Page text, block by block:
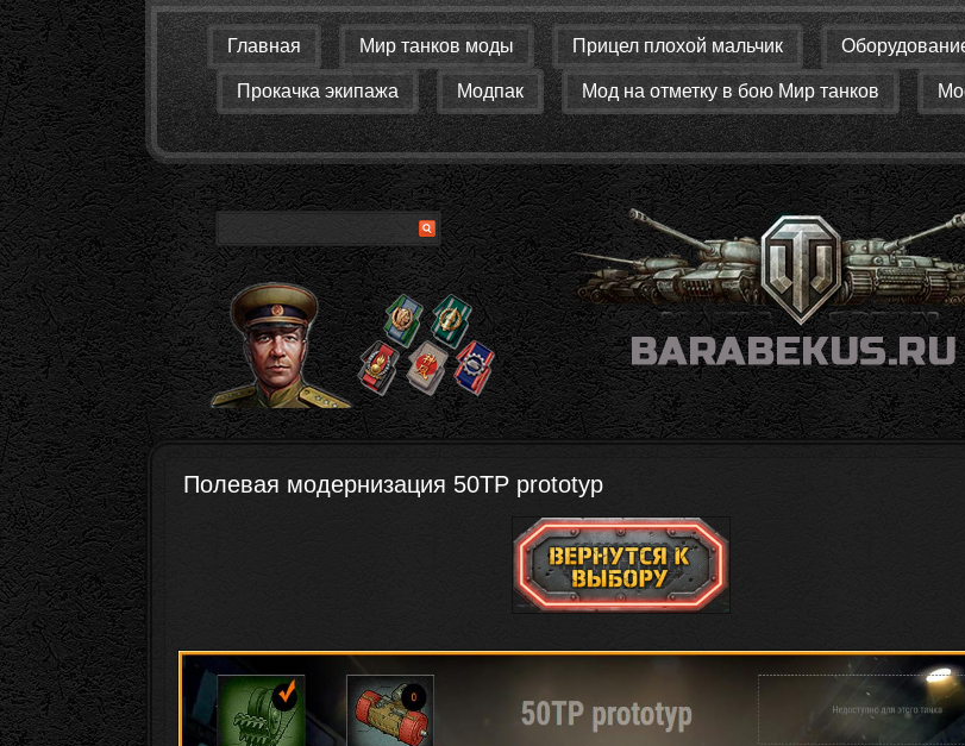
Главная Мир танков моды Прицел плохой мальчик
Прокачка экипажа Модпак Мод на отметку в бою Мир танков
Полевая модернизация 50TP prototyp